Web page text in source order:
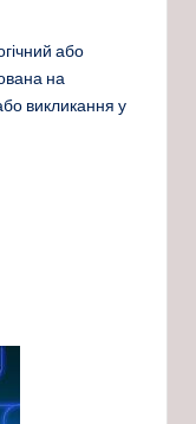
або
на
викликання у